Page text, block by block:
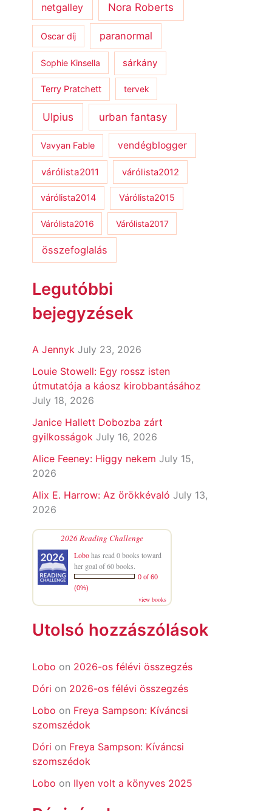
netgalley Nora Roberts
Oscar díj paranormal
Sophie Kinsella sárkány
Terry Pratchett tervek
Ulpius urban fantasy
Vavyan Fable vendégblogger
várólista2011 várólista2012
várólista2014 Várólista2015
Várólista2016 Várólista2017
összefoglalás
Legutóbbi
bejegyzések
A Jennyk July 23, 2026
Louie Stowell: Egy ​rossz isten
útmutatója a káosz kirobbantásához
July 18, 2026
Janice Hallett Dobozba zárt
gyilkosságok July 16, 2026
Alice Feeney: Higgy nekem July 15,
2026
Alix E. Harrow: Az örökkévaló July 13,
2026
2026 Reading Challenge
Lobohas read 0 books toward
her goal of 60 books.
0 of 60
(0%)
view books
Utolsó hozzászólások
Lobo on 2026-os félévi összegzés
Dóri on 2026-os félévi összegzés
Lobo on Freya Sampson: Kíváncsi
szomszédok
Dóri on Freya Sampson: Kíváncsi
szomszédok
Lobo on Ilyen volt a könyves 2025